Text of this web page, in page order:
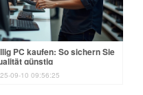
PC kaufen: So sichern Sie
günstig
09-10 09:56:25